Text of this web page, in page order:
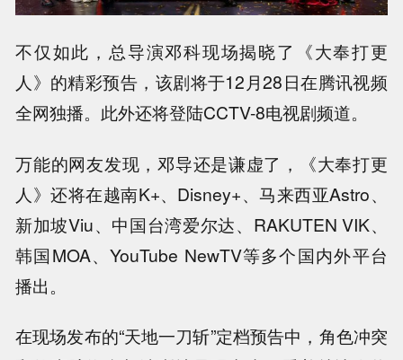
不仅如此，总导演邓科现场揭晓了《大奉打更
人》的精彩预告，该剧将于12月28日在腾讯视频
全网独播。此外还将登陆CCTV-8电视剧频道。
万能的网友发现，邓导还是谦虚了，《大奉打更
人》还将在越南K+、Disney+、马来西亚Astro、
新加坡Viu、中国台湾爱尔达、RAKUTEN VIK、
韩国MOA、YouTube NewTV等多个国内外平台
播出。
在现场发布的“天地一刀斩”定档预告中，角色冲突